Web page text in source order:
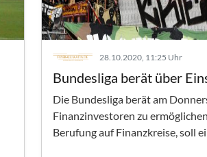
28.10.2020, 11:25 Uhr
Bundesliga berät über
Die Bundesliga berät am
Finanzinvestoren zu
Berufung auf Finanzkreise, soll